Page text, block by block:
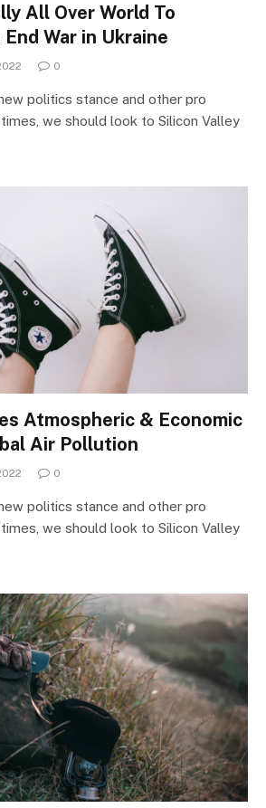
All Over World To
War in Ukraine
0
politics stance and other pro
we should look to Silicon Valley
Atmospheric & Economic
Air Pollution
0
politics stance and other pro
we should look to Silicon Valley